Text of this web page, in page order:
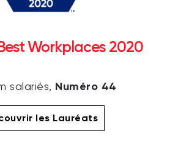
Workplaces 2020
salariés, Numéro 44
les Lauréats